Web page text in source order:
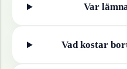
Var
Vad kostar